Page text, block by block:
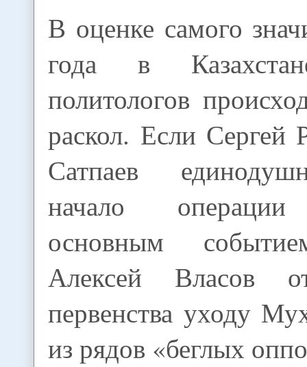
В оценке самого
года в
политологов
раскол. Если
Сатпаев
начало операции
основным
Алексей Власов
первенства уходу
из рядов «беглых